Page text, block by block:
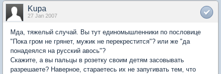
Kupa
27 Jan 2007
Мда, тяжелый случай. Вы тут единомышленники по пословице
"Пока гром не грянет, мужик не перекрестится"? или же "да
понадеялся на русский авось"?
Скажите, а вы пальцы в розетку своим детям засовывать
разрешаете? Наверное, стараетесь их не запугивать тем, что